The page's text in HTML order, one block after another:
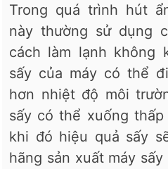
Trong quá trình hút
này thường sử dụng
cách làm lạnh không
sấy của máy có thể
hơn nhiệt độ môi
sấy có thể xuống
khi đó hiệu quả sấy
hãng sản xuất máy